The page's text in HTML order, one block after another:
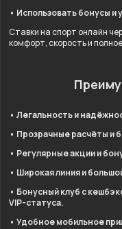
• Использовать бонусы и
Ставки на спорт онлайн
комфорт, скорость и
• Легальность и
• Прозрачные расчёты и
• Регулярные акции и
• Широкая линия и
• Бонусный клуб с
VIP-статуса.
• Удобное мобильное